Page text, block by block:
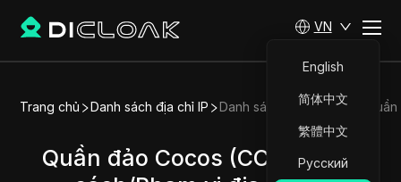
VN
English
简体中文
繁體中文
Русский
Trang chủ Danh sách địa chỉ IP Danh sách địa chỉ IP của
Quần đảo Cocos (CC) - Danh